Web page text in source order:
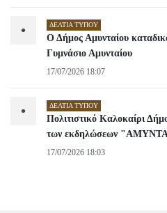
• ΔΕΛΤΊΑ ΤΎΠΟΥ
Ο Δήμος Αμυνταίου
Γυμνάσιο Αμυνταίου
17/07/2026 18:07
• ΔΕΛΤΊΑ ΤΎΠΟΥ
Πολιτιστικό Καλοκαίρι
των εκδηλώσεων
17/07/2026 18:03